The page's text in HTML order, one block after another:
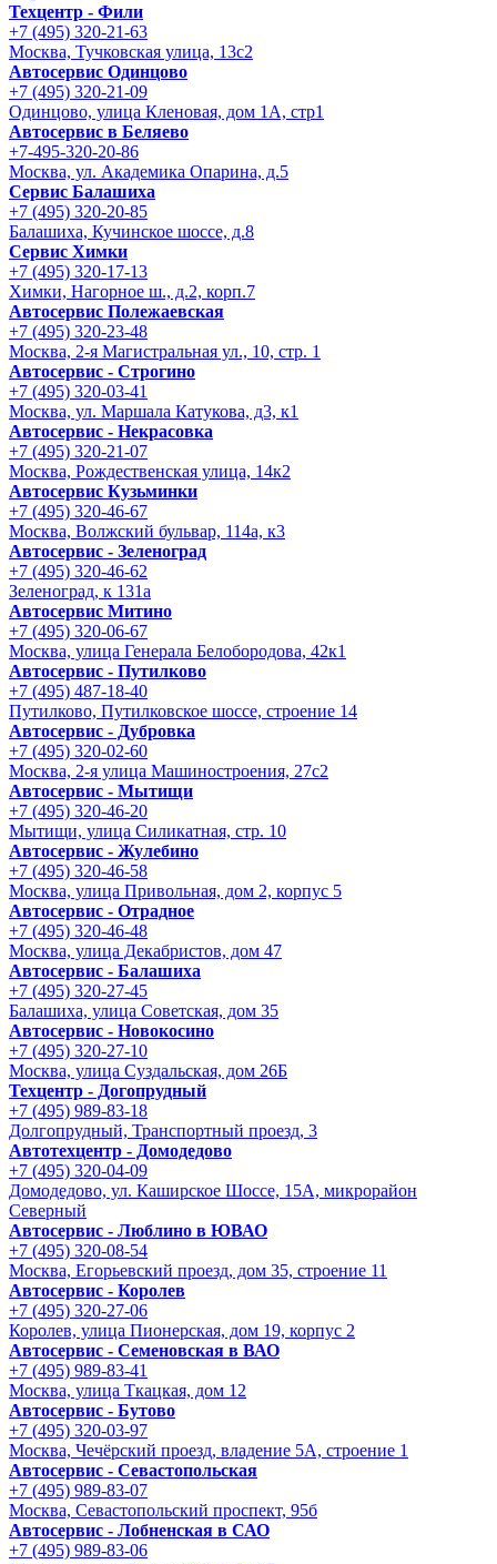
Техцентр - Фили
+7 (495) 320-21-63
Москва, Тучковская улица, 13с2
Автосервис Одинцово
+7 (495) 320-21-09
Одинцово, улица Кленовая, дом 1А, стр1
Автосервис в Беляево
+7-495-320-20-86
Москва, ул. Академика Опарина, д.5
Сервис Балашиха
+7 (495) 320-20-85
Балашиха, Кучинское шоссе, д.8
Сервис Химки
+7 (495) 320-17-13
Химки, Нагорное ш., д.2, корп.7
Автосервис Полежаевская
+7 (495) 320-23-48
Москва, 2-я Магистральная ул., 10, стр. 1
Автосервис - Строгино
+7 (495) 320-03-41
Москва, ул. Маршала Катукова, д3, к1
Автосервис - Некрасовка
+7 (495) 320-21-07
Москва, Рождественская улица, 14к2
Автосервис Кузьминки
+7 (495) 320-46-67
Москва, Волжский бульвар, 114а, к3
Автосервис - Зеленоград
+7 (495) 320-46-62
Зеленоград, к 131а
Автосервис Митино
+7 (495) 320-06-67
Москва, улица Генерала Белобородова, 42к1
Автосервис - Путилково
+7 (495) 487-18-40
Путилково, Путилковское шоссе, строение 14
Автосервис - Дубровка
+7 (495) 320-02-60
Москва, 2-я улица Машиностроения, 27с2
Автосервис - Мытищи
+7 (495) 320-46-20
Мытищи, улица Силикатная, стр. 10
Автосервис - Жулебино
+7 (495) 320-46-58
Москва, улица Привольная, дом 2, корпус 5
Автосервис - Отрадное
+7 (495) 320-46-48
Москва, улица Декабристов, дом 47
Автосервис - Балашиха
+7 (495) 320-27-45
Балашиха, улица Советская, дом 35
Автосервис - Новокосино
+7 (495) 320-27-10
Москва, улица Суздальская, дом 26Б
Техцентр - Догопрудный
+7 (495) 989-83-18
Долгопрудный, Транспортный проезд, 3
Автотехцентр - Домодедово
+7 (495) 320-04-09
Домодедово, ул. Каширское Шоссе, 15А, микрорайон
Северный
Автосервис - Люблино в ЮВАО
+7 (495) 320-08-54
Москва, Егорьевский проезд, дом 35, строение 11
Автосервис - Королев
+7 (495) 320-27-06
Королев, улица Пионерская, дом 19, корпус 2
Автосервис - Семеновская в ВАО
+7 (495) 989-83-41
Москва, улица Ткацкая, дом 12
Автосервис - Бутово
+7 (495) 320-03-97
Москва, Чечёрский проезд, владение 5А, строение 1
Автосервис - Cевастопольская
+7 (495) 989-83-07
Москва, Севастопольский проспект, 95б
Автосервис - Лобненская в САО
+7 (495) 989-83-06